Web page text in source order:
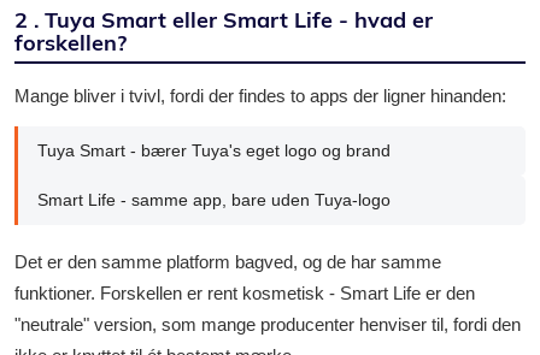
2 . Tuya Smart eller Smart Life - hvad er
forskellen?
Mange bliver i tvivl, fordi der findes to apps der ligner hinanden:
Tuya Smart - bærer Tuya's eget logo og brand
Smart Life - samme app, bare uden Tuya-logo
Det er den samme platform bagved, og de har samme
funktioner. Forskellen er rent kosmetisk - Smart Life er den
"neutrale" version, som mange producenter henviser til, fordi den